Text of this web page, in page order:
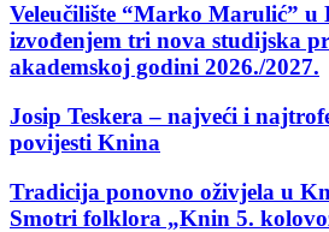
Veleučilište “Marko Marulić” u
izvođenjem tri nova studijska
akademskoj godini 2026./2027.
Josip Teskera – najveći i
povijesti Knina
Tradicija ponovno oživjela u
Smotri folklora „Knin 5.